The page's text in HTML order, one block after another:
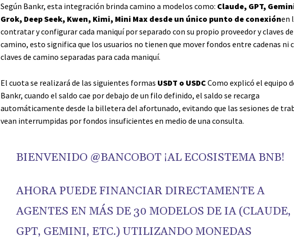
Según Bankr, esta integración brinda camino a modelos como: Claude, GPT,
Grok, Deep Seek, Kwen, Kimi, Mini Max desde un único punto de conexiónen
contratar y configurar cada maniquí por separado con su propio proveedor y claves de
camino, esto significa que los usuarios no tienen que mover fondos entre cadenas ni
claves de camino separadas para cada maniquí.
El cuota se realizará de las siguientes formas USDT o USDCComo explicó el equipo
Bankr, cuando el saldo cae por debajo de un filo definido, el saldo se recarga
automáticamente desde la billetera del afortunado, evitando que las sesiones de
vean interrumpidas por fondos insuficientes en medio de una consulta.
BIENVENIDO @BANCOBOT ¡AL ECOSISTEMA BNB!
AHORA PUEDE FINANCIAR DIRECTAMENTE A
AGENTES EN MÁS DE 30 MODELOS DE IA (CLAUDE,
GPT, GEMINI, ETC.) UTILIZANDO MONEDAS